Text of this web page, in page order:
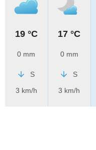
19 °C
0 mm
S
3 km/h
17 °C
0 mm
S
3 km/h